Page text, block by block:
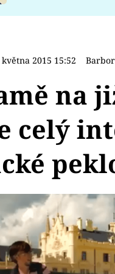
května 2015 15:52
na
celý